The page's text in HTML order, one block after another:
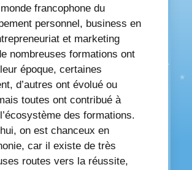
francophone du
personnel, business en
et marketing
nombreuses formations ont
époque, certaines
d’autres ont évolué ou
toutes ont contribué à
des formations.
on est chanceux en
car il existe de très
routes vers la réussite,